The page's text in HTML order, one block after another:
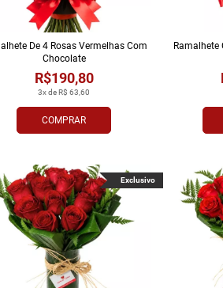
COMPRAR
3x de R$ 63,60
R$190,80
De 4 Rosas Vermelhas Com
Chocolate
Ramalhete
Exclusivo